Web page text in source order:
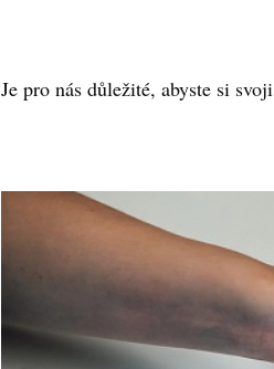
Je pro nás důležité, abyste si svoji